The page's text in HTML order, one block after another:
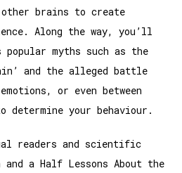
other brains to create
Along the way, you’ll
myths such as the
and the alleged battle
or even between
determine your behaviour.
readers and scientific
a Half Lessons About the